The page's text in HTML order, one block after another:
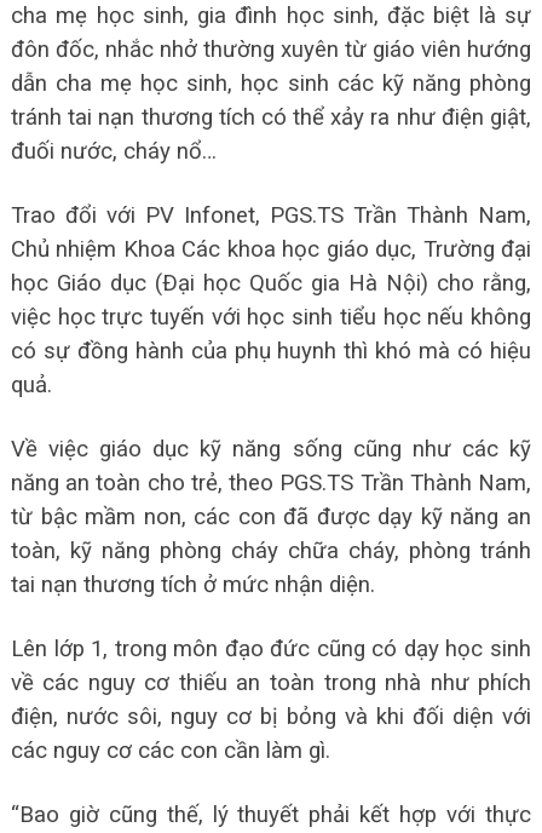
cha mẹ học sinh, gia đình học sinh, đặc biệt là sự
đôn đốc, nhắc nhở thường xuyên từ giáo viên hướng
dẫn cha mẹ học sinh, học sinh các kỹ năng phòng
tránh tai nạn thương tích có thể xảy ra như điện giật,
đuối nước, cháy nổ…
Trao đổi với PV Infonet, PGS.TS Trần Thành Nam,
Chủ nhiệm Khoa Các khoa học giáo dục, Trường đại
học Giáo dục (Ðại học Quốc gia Hà Nội) cho rằng,
việc học trực tuyến với học sinh tiểu học nếu không
có sự đồng hành của phụ huynh thì khó mà có hiệu
quả.
Về việc giáo dục kỹ năng sống cũng như các kỹ
năng an toàn cho trẻ, theo PGS.TS Trần Thành Nam,
từ bậc mầm non, các con đã được dạy kỹ năng an
toàn, kỹ năng phòng cháy chữa cháy, phòng tránh
tai nạn thương tích ở mức nhận diện.
Lên lớp 1, trong môn đạo đức cũng có dạy học sinh
về các nguy cơ thiếu an toàn trong nhà như phích
điện, nước sôi, nguy cơ bị bỏng và khi đối diện với
các nguy cơ các con cần làm gì.
“Bao giờ cũng thế, lý thuyết phải kết hợp với thực